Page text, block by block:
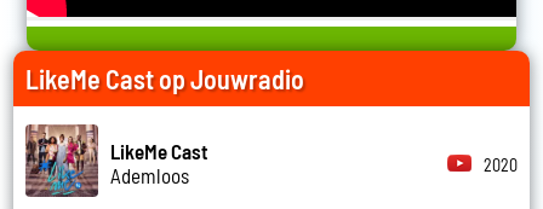
LikeMe Cast op Jouwradio
LikeMe Cast
Ademloos
2020